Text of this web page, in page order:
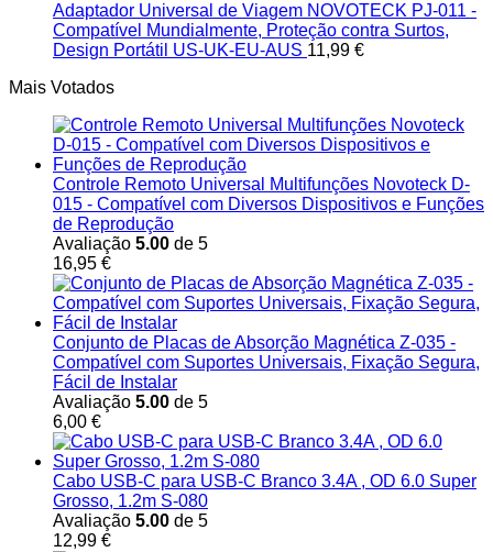
Adaptador Universal de Viagem NOVOTECK PJ-011 -
Compatível Mundialmente, Proteção contra Surtos,
Design Portátil US-UK-EU-AUS 11,99 €
Mais Votados
Controle Remoto Universal Multifunções Novoteck D-
015 - Compatível com Diversos Dispositivos e Funções
de Reprodução
Avaliação 5.00 de 5
16,95 €
Conjunto de Placas de Absorção Magnética Z-035 -
Compatível com Suportes Universais, Fixação Segura,
Fácil de Instalar
Avaliação 5.00 de 5
6,00 €
Cabo USB-C para USB-C Branco 3.4A , OD 6.0 Super
Grosso, 1.2m S-080
Avaliação 5.00 de 5
12,99 €